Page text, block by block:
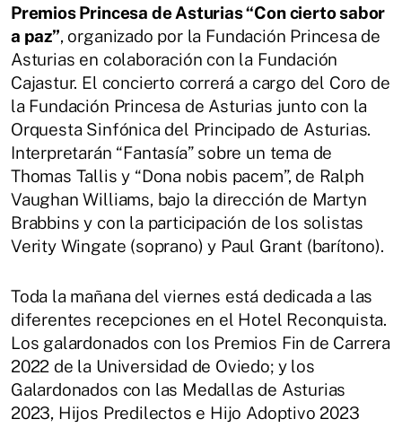
Premios Princesa de Asturias “Con cierto sabor
a paz”, organizado por la Fundación Princesa de
Asturias en colaboración con la Fundación
Cajastur. El concierto correrá a cargo del Coro de
la Fundación Princesa de Asturias junto con la
Orquesta Sinfónica del Principado de Asturias.
Interpretarán “Fantasía” sobre un tema de
Thomas Tallis y “Dona nobis pacem”, de Ralph
Vaughan Williams, bajo la dirección de Martyn
Brabbins y con la participación de los solistas
Verity Wingate (soprano) y Paul Grant (barítono).
Toda la mañana del viernes está dedicada a las
diferentes recepciones en el Hotel Reconquista.
Los galardonados con los Premios Fin de Carrera
2022 de la Universidad de Oviedo; y los
Galardonados con las Medallas de Asturias
2023, Hijos Predilectos e Hijo Adoptivo 2023